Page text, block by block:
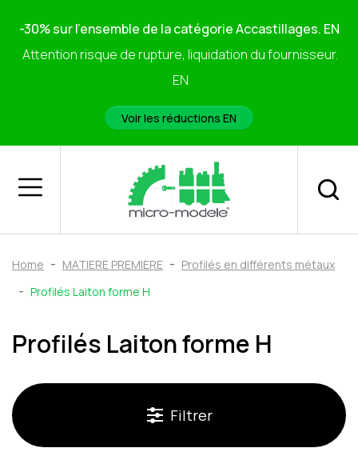
-30% sur l'ensemble de la catégorie Accastillages. EN
Attention risque de rupture, liquidation du fournisseur.
EN
Voir les réductions EN
Home MATIERE PREMIERE
Profilés en différents métaux
Profilés Laiton forme H
Profilés Laiton forme H
Filtrer